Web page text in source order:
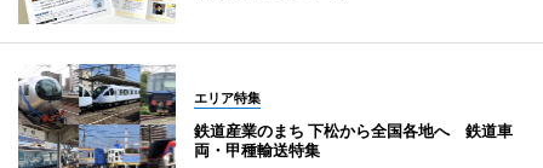
エリア特集
鉄道産業のまち 下松から全国各地へ 鉄道車
両・甲種輸送特集